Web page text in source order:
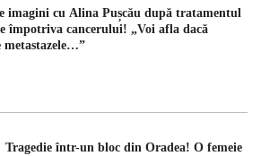
imagini cu Alina Pușcău după tratamentul
împotriva cancerului! „Voi afla dacă
metastazele…”
Tragedie într-un bloc din Oradea! O femeie